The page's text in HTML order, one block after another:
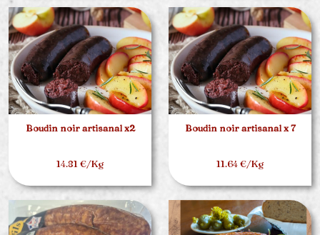
Boudin noir artisanal x2
14.81 €/Kg
Boudin noir artisanal x 7
11.64 €/Kg